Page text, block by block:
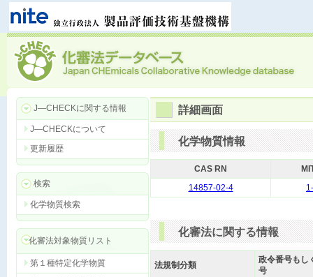
J―CHECKに関する情報
J―CHECKについて
更新履歴
検索
化学物質検索
化審法対象物質リスト
第１種特定化学物質
詳細画面
化学物質情報
CAS RN
14857-02-4
化審法に関する情報
法規制分類
政令番号もし
号